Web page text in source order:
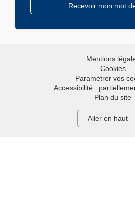
Mentions
Cookies
Paramétrer vos
Accessibilité :
Plan du site
Aller en haut